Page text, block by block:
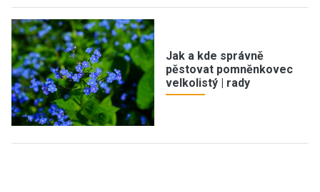
Jak a kde správně
pěstovat pomněnkovec
velkolistý | rady